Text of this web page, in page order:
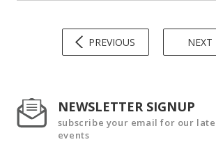
PREVIOUS NEXT
NEWSLETTER SIGNUP
subscribe your email for our
events